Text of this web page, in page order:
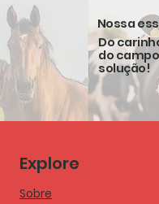
Nossa
Do
do
solução!
Explore
Sobre